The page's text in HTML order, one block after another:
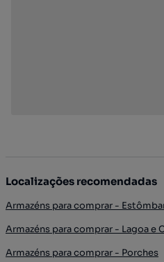
Localizações recomendadas
Armazéns para comprar -
Armazéns para comprar - Lagoa e
Armazéns para comprar - Porches